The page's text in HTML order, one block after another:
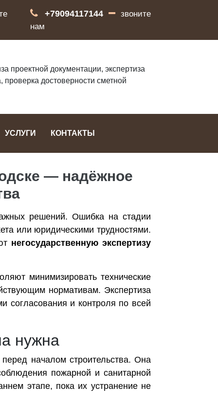
+79094117144
звоните
нам
проектной документации, экспертиза
проверка достоверности сметной
УСЛУГИ КОНТАКТЫ
— надёжное
решений. Ошибка на стадии
или юридическими трудностями.
негосударственную экспертизу
минимизировать технические
нормативам. Экспертиза
согласования и контроля по всей
нужна
началом строительства. Она
пожарной и санитарной
этапе, пока их устранение не